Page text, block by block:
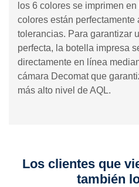
los 6 colores se imprimen
colores están
tolerancias. Para garantizar
perfecta, la botella impresa
directamente en línea
cámara Decomat que
más alto nivel de AQL.
Los clientes que
también